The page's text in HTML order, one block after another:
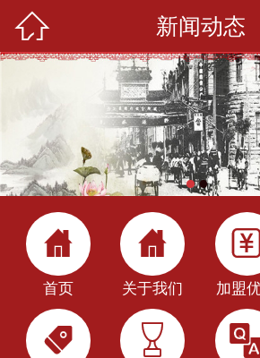
 新闻动态

首页

关于我们 加盟
 